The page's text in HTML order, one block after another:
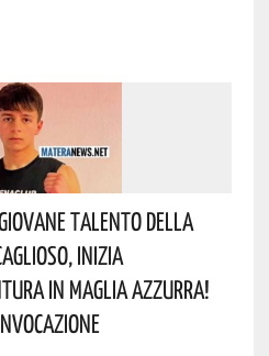
Talento Della
Inizia
In Maglia Azzurra!